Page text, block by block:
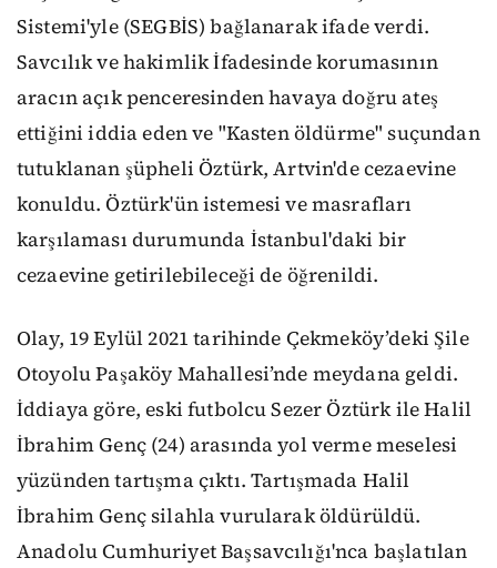
Sistemi'yle (SEGBİS) bağlanarak ifade verdi.
Savcılık ve hakimlik İfadesinde korumasının
aracın açık penceresinden havaya doğru ateş
ettiğini iddia eden ve "Kasten öldürme" suçundan
tutuklanan şüpheli Öztürk, Artvin'de cezaevine
konuldu. Öztürk'ün istemesi ve masrafları
karşılaması durumunda İstanbul'daki bir
cezaevine getirilebileceği de öğrenildi.
Olay, 19 Eylül 2021 tarihinde Çekmeköy’deki Şile
Otoyolu Paşaköy Mahallesi’nde meydana geldi.
İddiaya göre, eski futbolcu Sezer Öztürk ile Halil
İbrahim Genç (24) arasında yol verme meselesi
yüzünden tartışma çıktı. Tartışmada Halil
İbrahim Genç silahla vurularak öldürüldü.
Anadolu Cumhuriyet Başsavcılığı'nca başlatılan